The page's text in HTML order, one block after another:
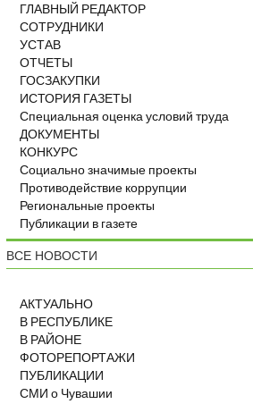
ГЛАВНЫЙ РЕДАКТОР
СОТРУДНИКИ
УСТАВ
ОТЧЕТЫ
ГОСЗАКУПКИ
ИСТОРИЯ ГАЗЕТЫ
Специальная оценка условий труда
ДОКУМЕНТЫ
КОНКУРС
Социально значимые проекты
Противодействие коррупции
Региональные проекты
Публикации в газете
ВСЕ НОВОСТИ
АКТУАЛЬНО
В РЕСПУБЛИКЕ
В РАЙОНЕ
ФОТОРЕПОРТАЖИ
ПУБЛИКАЦИИ
СМИ о Чувашии